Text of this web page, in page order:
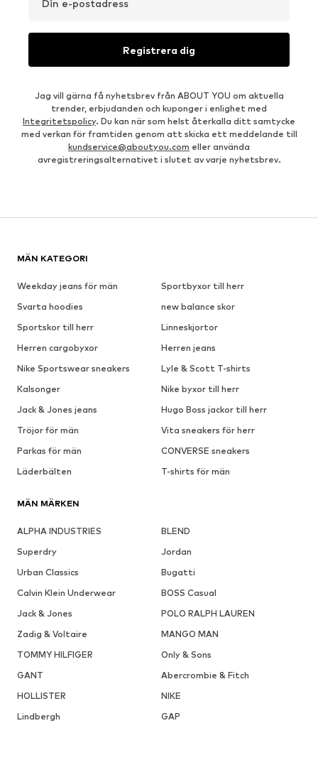
Din e-postadress
Registrera dig
Jag vill gärna få nyhetsbrev från ABOUT YOU om aktuella
trender, erbjudanden och kuponger i enlighet med
Integritetspolicy. Du kan när som helst återkalla ditt samtycke
med verkan för framtiden genom att skicka ett meddelande till
kundservice@aboutyou.com eller använda
avregistreringsalternativet i slutet av varje nyhetsbrev.
MÄN KATEGORI
Weekday jeans för män
Sportbyxor till herr
Svarta hoodies
new balance skor
Sportskor till herr
Linneskjortor
Herren cargobyxor
Herren jeans
Nike Sportswear sneakers
Lyle & Scott T-shirts
Kalsonger
Nike byxor till herr
Jack & Jones jeans
Hugo Boss jackor till herr
Tröjor för män
Vita sneakers för herr
Parkas för män
CONVERSE sneakers
Läderbälten
T-shirts för män
MÄN MÄRKEN
ALPHA INDUSTRIES
BLEND
Superdry
Jordan
Urban Classics
Bugatti
Calvin Klein Underwear
BOSS Casual
Jack & Jones
POLO RALPH LAUREN
Zadig & Voltaire
MANGO MAN
TOMMY HILFIGER
Only & Sons
GANT
Abercrombie & Fitch
HOLLISTER
NIKE
Lindbergh
GAP